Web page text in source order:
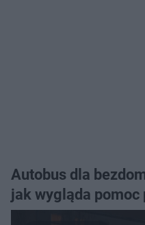
Autobus dla
jak wygląda pomoc